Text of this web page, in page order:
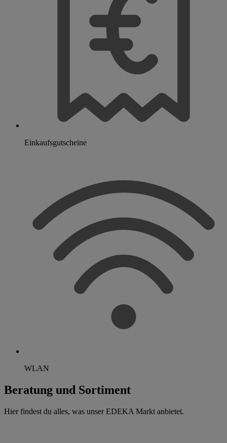
Einkaufsgutscheine
WLAN
Beratung und Sortiment
Hier findest du alles, was unser EDEKA Markt anbietet.